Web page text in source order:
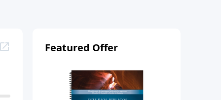
Featured Offer